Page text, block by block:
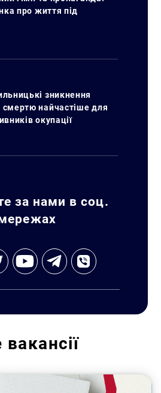
про життя під
зникнення
найчастіше для
окупації
за нами в соц.
вакансії